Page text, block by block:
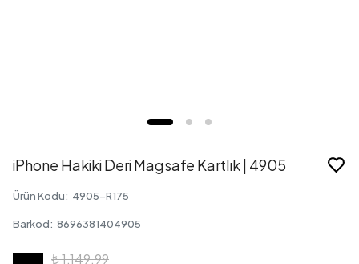
iPhone Hakiki Deri Magsafe Kartlık | 4905
Ürün Kodu: 4905-R175
Barkod: 8696381404905
₺ 1,149.99